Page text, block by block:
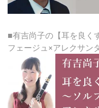
■有吉尚子の【耳を良く
フェージュ×アレクサン